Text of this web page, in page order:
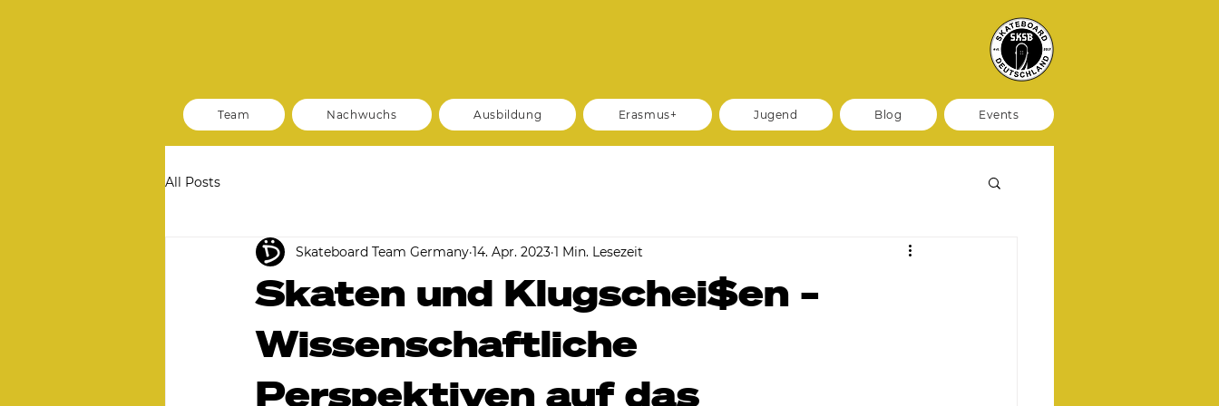
Team Nachwuchs Ausbildung Erasmus+ Jugend Blog Events
All Posts
Skaten und Klugschei$en –
Wissenschaftliche
Perspektiven auf das
Skateboard Team Germany 14. Apr. 2023 1 Min. Lesezeit